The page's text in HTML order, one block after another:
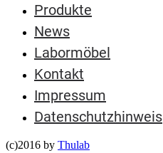
Produkte
News
Labormöbel
Kontakt
Impressum
Datenschutzhinweis
(c)2016 by Thulab